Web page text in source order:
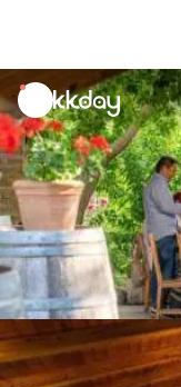
unread
notifications